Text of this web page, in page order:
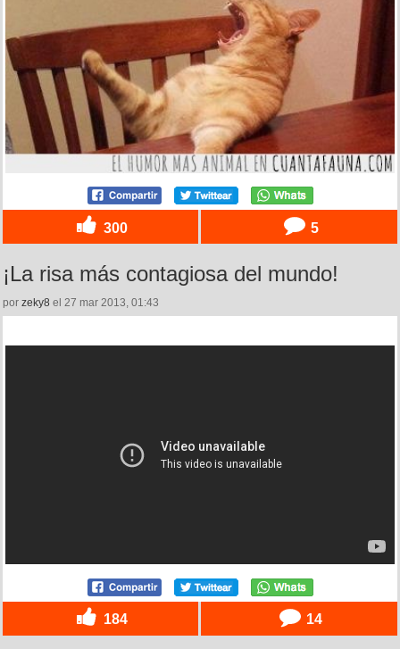
300 5
¡La risa más contagiosa del mundo!
por zeky8 el 27 mar 2013, 01:43
184 14